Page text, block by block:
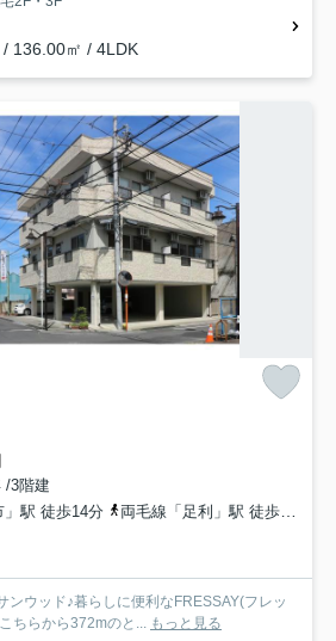
/ 136.00㎡ / 4LDK
/3階建
駅 徒歩14分
両毛線「足利」駅 徒歩16分
ンウッド♪暮らしに便利なFRESSAY(フレッ
ちらから372mのと... もっと見る